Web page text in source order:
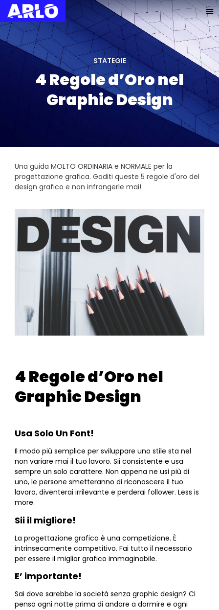
STATEGIE
4 Regole d’Oro nel
Graphic Design
Una guida MOLTO ORDINARIA e NORMALE per la
progettazione grafica. Goditi queste 5 regole d'oro del
design grafico e non infrangerle mai!
4 Regole d’Oro nel
Graphic Design
Usa Solo Un Font!
Il modo più semplice per sviluppare uno stile sta nel
non variare mai il tuo lavoro. Sii consistente e usa
sempre un solo carattere. Non appena ne usi più di
uno, le persone smetteranno di riconoscere il tuo
lavoro, diventerai irrilevante e perderai follower. Less is
more.
Sii il migliore!
La progettazione grafica è una competizione. È
intrinsecamente competitivo. Fai tutto il necessario
per essere il miglior grafico immaginabile.
E’ importante!
Sai dove sarebbe la società senza graphic design? Ci
penso ogni notte prima di andare a dormire e ogni